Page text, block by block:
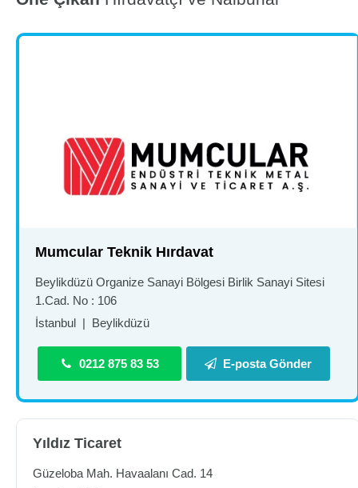
Mumcular Teknik Hırdavat
Beylikdüzü Organize Sanayi Bölgesi Birlik Sanayi Sitesi
1.Cad. No : 106
İstanbul | Beylikdüzü
0212 875 83 53 E-posta Gönder
Yıldız Ticaret
Güzeloba Mah. Havaalanı Cad. 14